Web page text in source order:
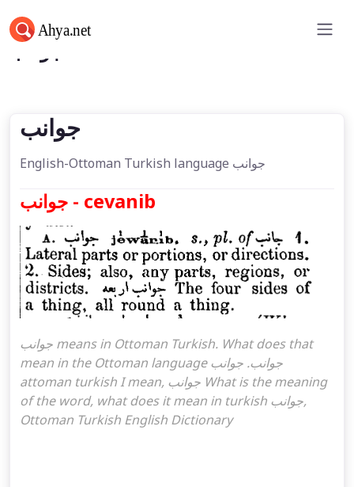
جوانب
جوانب
English-Ottoman Turkish language جوانب
جوانب - cevanib
جوانب means in Ottoman Turkish. What does that
mean in the Ottoman language جوانب. جوانب
attoman turkish I mean, جوانب What is the meaning
of the word, what does it mean in turkish جوانب,
Ottoman Turkish English Dictionary